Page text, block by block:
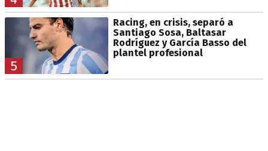
5
Racing, en crisis, separó a
Santiago Sosa, Baltasar
Rodríguez y García Basso del
plantel profesional